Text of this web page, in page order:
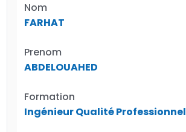
Nom
FARHAT
Prenom
ABDELOUAHED
Formation
Ingénieur Qualité Professionnel